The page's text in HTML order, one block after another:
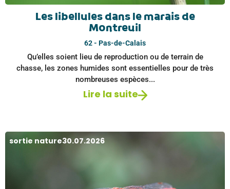
Les libellules dans le marais de
Montreuil
62 - Pas-de-Calais
Qu’elles soient lieu de reproduction ou de terrain de
chasse, les zones humides sont essentielles pour de très
nombreuses espèces...
Lire la suite
sortie nature30.07.2026